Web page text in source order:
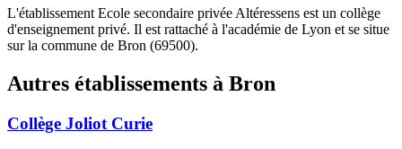
L'établissement Ecole secondaire privée Altéressens est un collège
d'enseignement privé. Il est rattaché à l'académie de Lyon et se situe
sur la commune de Bron (69500).
Autres établissements à Bron
Collège Joliot Curie